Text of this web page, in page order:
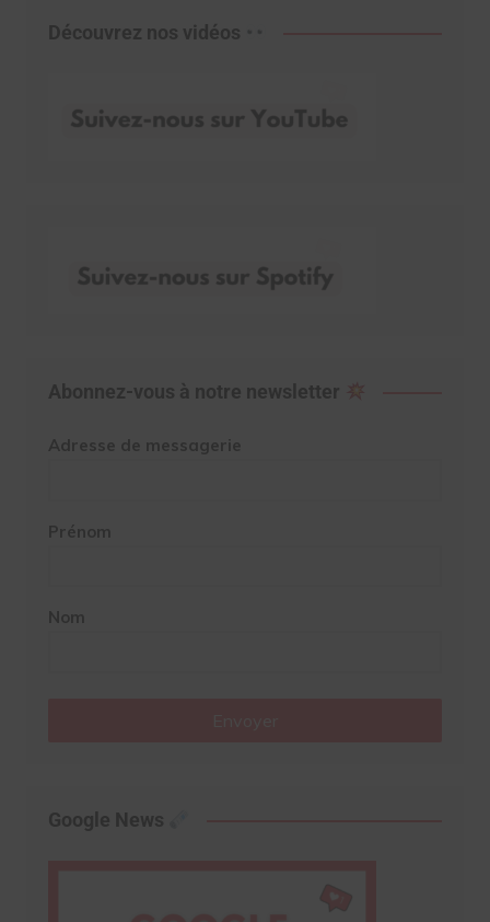
Découvrez nos vidéos
Abonnez-vous à notre newsletter
Adresse de messagerie
Prénom
Nom
Google News